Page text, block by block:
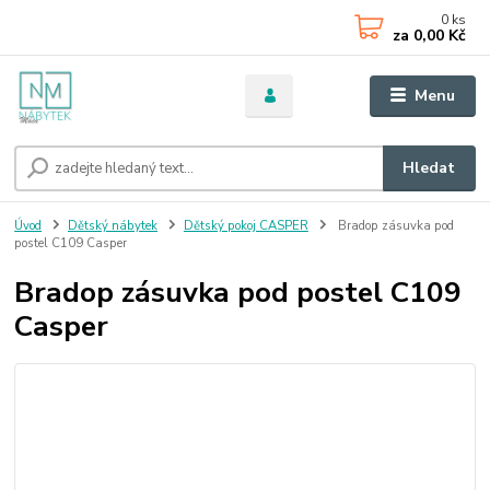
Menu
Hledat
0 ks
za 0,00 Kč
Úvod Dětský nábytek Dětský pokoj CASPER
Bradop zásuvka pod
postel C109 Casper
Bradop zásuvka pod postel C109
Casper